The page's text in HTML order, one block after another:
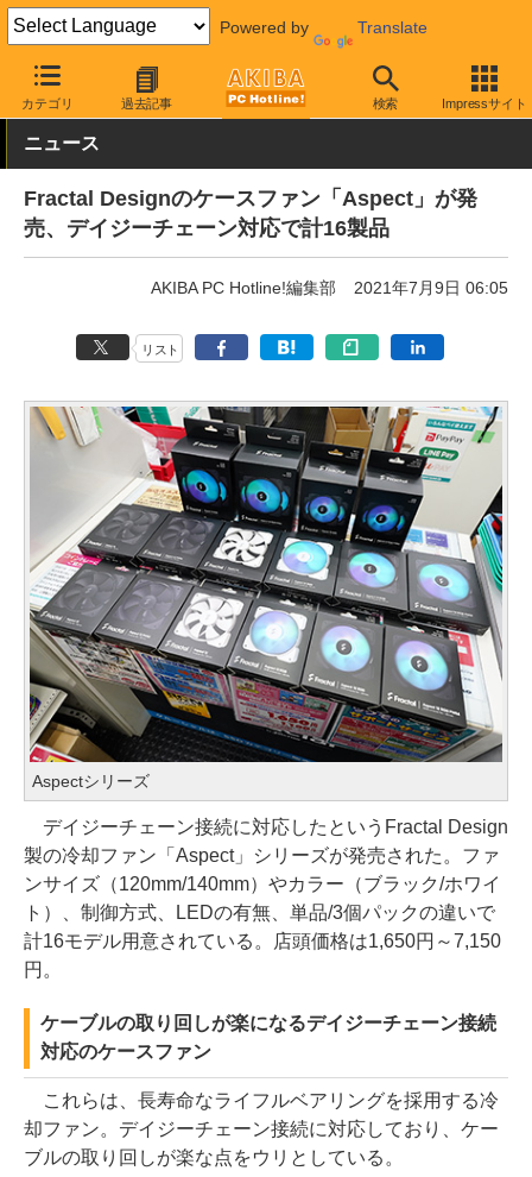
Powered by Translate
カテゴリ 過去記事 検索 Impressサイト
AKIBA PC Hotline! PCパーツ ファン関連製品 ケースファン
ニュース
Fractal Designのケースファン「Aspect」が発
売、デイジーチェーン対応で計16製品
AKIBA PC Hotline!編集部 2021年7月9日 06:05
リスト
Aspectシリーズ
デイジーチェーン接続に対応したというFractal Design
製の冷却ファン「Aspect」シリーズが発売された。ファ
ンサイズ（120mm/140mm）やカラー（ブラック/ホワイ
ト）、制御方式、LEDの有無、単品/3個パックの違いで
計16モデル用意されている。店頭価格は1,650円～7,150
円。
ケーブルの取り回しが楽になるデイジーチェーン接続
対応のケースファン
これらは、長寿命なライフルベアリングを採用する冷
却ファン。デイジーチェーン接続に対応しており、ケー
ブルの取り回しが楽な点をウリとしている。